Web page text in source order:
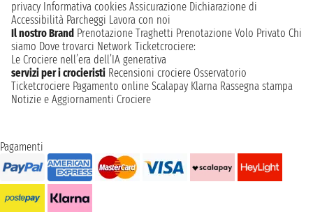
privacy Informativa cookies Assicurazione Dichiarazione di
Accessibilità Parcheggi Lavora con noi
Il nostro Brand Prenotazione Traghetti Prenotazione Volo Privato Chi
siamo Dove trovarci Network Ticketcrociere:
Le Crociere nell’era dell’IA generativa
servizi per i crocieristi Recensioni crociere Osservatorio
Ticketcrociere Pagamento online Scalapay Klarna Rassegna stampa
Notizie e Aggiornamenti Crociere
Pagamenti